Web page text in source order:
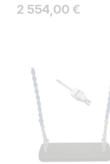
Hinta
2 554,00 €